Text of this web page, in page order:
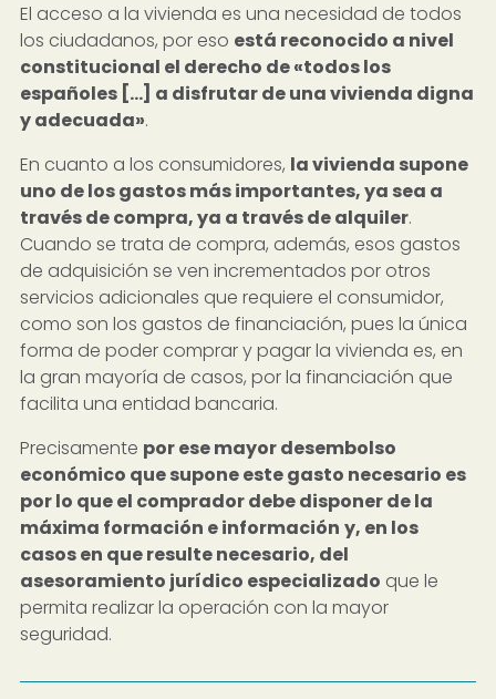
El acceso a la vivienda es una necesidad de todos
los ciudadanos, por eso está reconocido a nivel
constitucional el derecho de «todos los
españoles […] a disfrutar de una vivienda digna
y adecuada».
En cuanto a los consumidores, la vivienda supone
uno de los gastos más importantes, ya sea a
través de compra, ya a través de alquiler.
Cuando se trata de compra, además, esos gastos
de adquisición se ven incrementados por otros
servicios adicionales que requiere el consumidor,
como son los gastos de financiación, pues la única
forma de poder comprar y pagar la vivienda es, en
la gran mayoría de casos, por la financiación que
facilita una entidad bancaria.
Precisamente por ese mayor desembolso
económico que supone este gasto necesario es
por lo que el comprador debe disponer de la
máxima formación e información y, en los
casos en que resulte necesario, del
asesoramiento jurídico especializado que le
permita realizar la operación con la mayor
seguridad.